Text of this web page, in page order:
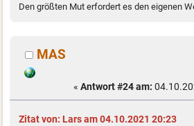
Den größten Mut erfordert es den eigenen
MAS
« Antwort #24 am:
Zitat von: Lars am 04.10.2021 20:23